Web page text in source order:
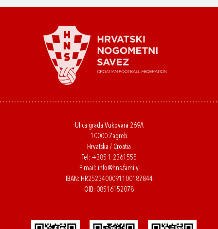
Ulica grada Vukovara 269A
10000 Zagreb
Hrvatska / Croatia
Tel: +385 1 2361555
E-mail: info@hns.family
IBAN: HR2523400091100187844
OIB: 08516152078